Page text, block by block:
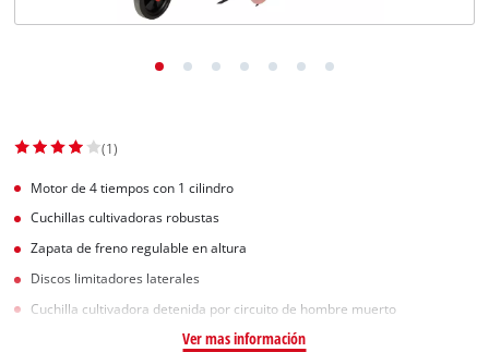
(1)
Motor de 4 tiempos con 1 cilindro
Cuchillas cultivadoras robustas
Zapata de freno regulable en altura
Discos limitadores laterales
Cuchilla cultivadora detenida por circuito de hombre muerto
Ver mas información